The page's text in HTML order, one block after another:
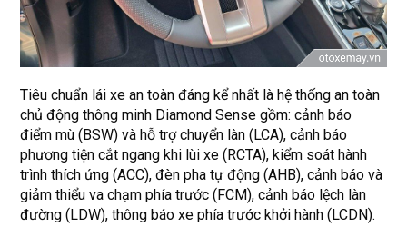
Tiêu chuẩn lái xe an toàn đáng kể nhất là hệ thống an toàn
chủ động thông minh Diamond Sense gồm: cảnh báo
điểm mù (BSW) và hỗ trợ chuyển làn (LCA), cảnh báo
phương tiện cắt ngang khi lùi xe (RCTA), kiểm soát hành
trình thích ứng (ACC), đèn pha tự động (AHB), cảnh báo và
giảm thiểu va chạm phía trước (FCM), cảnh báo lệch làn
đường (LDW), thông báo xe phía trước khởi hành (LCDN).